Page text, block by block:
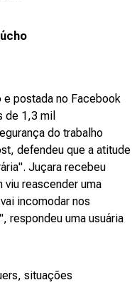
postada no Facebook
de 1,3 mil
do trabalho
defendeu que a atitude
Juçara recebeu
reascender uma
incomodar nos
respondeu uma usuária
situações